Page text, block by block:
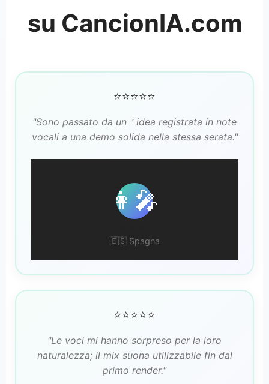
su CancionIA.com
⭐⭐⭐⭐⭐
"Sono passato da un＇idea registrata in note
vocali a una demo solida nella stessa serata."
👩‍🎤
🇪🇸 Spagna
⭐⭐⭐⭐⭐
"Le voci mi hanno sorpreso per la loro
naturalezza; il mix suona utilizzabile fin dal
primo render."